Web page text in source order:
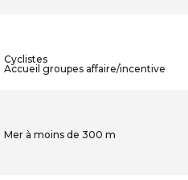
Cyclistes
Accueil groupes affaire/incentive
Mer à moins de 300 m